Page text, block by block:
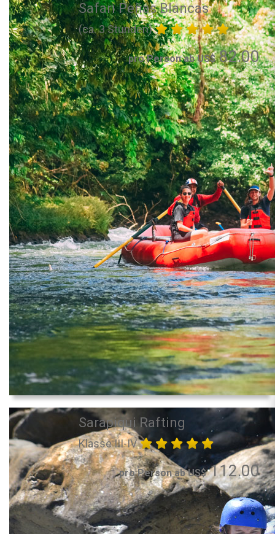
Safari Peñas Blancas
(ca. 3 Stunden)
pro Person ab US$82.00
Sarapiqui Rafting
Klasse III-IV
pro Person ab US$112.00